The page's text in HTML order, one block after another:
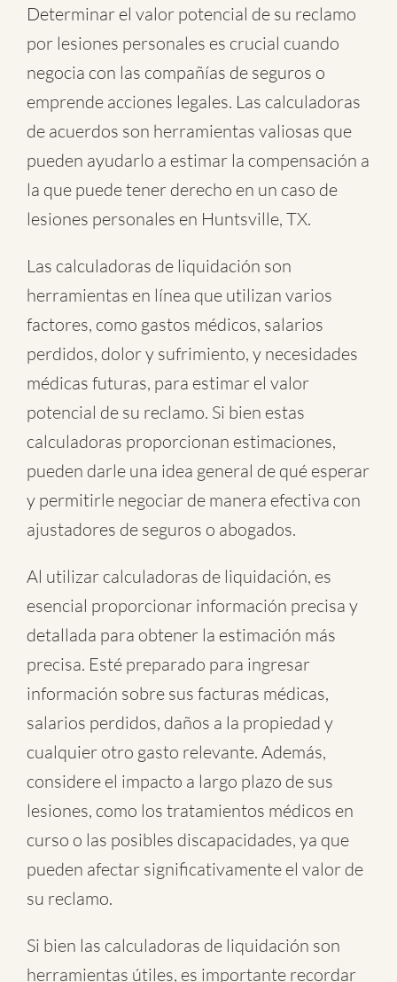
Determinar el valor potencial de su reclamo
por lesiones personales es crucial cuando
negocia con las compañías de seguros o
emprende acciones legales. Las calculadoras
de acuerdos son herramientas valiosas que
pueden ayudarlo a estimar la compensación a
la que puede tener derecho en un caso de
lesiones personales en Huntsville, TX.
Las calculadoras de liquidación son
herramientas en línea que utilizan varios
factores, como gastos médicos, salarios
perdidos, dolor y sufrimiento, y necesidades
médicas futuras, para estimar el valor
potencial de su reclamo. Si bien estas
calculadoras proporcionan estimaciones,
pueden darle una idea general de qué esperar
y permitirle negociar de manera efectiva con
ajustadores de seguros o abogados.
Al utilizar calculadoras de liquidación, es
esencial proporcionar información precisa y
detallada para obtener la estimación más
precisa. Esté preparado para ingresar
información sobre sus facturas médicas,
salarios perdidos, daños a la propiedad y
cualquier otro gasto relevante. Además,
considere el impacto a largo plazo de sus
lesiones, como los tratamientos médicos en
curso o las posibles discapacidades, ya que
pueden afectar significativamente el valor de
su reclamo.
Si bien las calculadoras de liquidación son
herramientas útiles, es importante recordar